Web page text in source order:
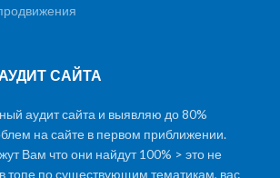
САЙТА
аудит сайта и выявляю до 80%
на сайте в первом приближении.
Вам что они найдут 100% > это не
топе по существующим тематикам, вас